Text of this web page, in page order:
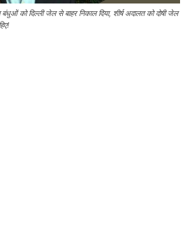
बंधुओं को दिल्ली जेल से बाहर निकाल दिया, शीर्ष अदालत को दोषी जेल